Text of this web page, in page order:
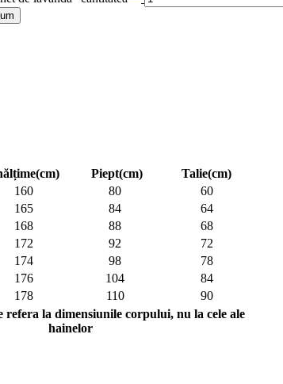
Piept(cm)
Talie(cm)
160 80
60
165 84
64
168 88
68
172 92
72
174 98
78
176 104
84
178 110
90
refera la dimensiunile corpului, nu la cele ale
hainelor